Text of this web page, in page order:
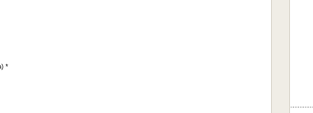
*